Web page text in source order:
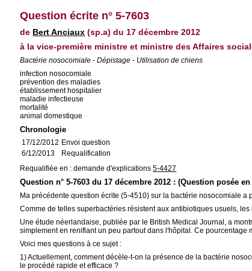
Question écrite n° 5-7603
de Bert Anciaux (sp.a) du 17 décembre 2012
à la vice-première ministre et ministre des Affaires
Bactérie nosocomiale - Dépistage - Utilisation de chiens
infection nosocomiale
prévention des maladies
établissement hospitalier
maladie infectieuse
mortalité
animal domestique
Chronologie
17/12/2012 Envoi question
6/12/2013
Requalification
Requalifiée en : demande d'explications5-4427
Question n° 5-7603 du 17 décembre 2012 : (Question posée
Ma précédente question écrite (5-4510) sur la bactérie nosocomiale
Comme de telles superbactéries résistent aux antibiotiques usuels,
Une étude néerlandaise, publiée par le British Medical Journal, a
simplement en reniflant un peu partout dans l'hôpital. Ce
Voici mes questions à ce sujet :
1) Actuellement, comment décèle-t-on la présence de la bactérie
le procédé rapide et efficace ?